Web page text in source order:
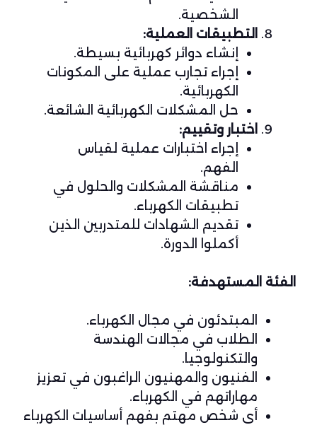
الشخصية.
التطبيقات العملية:
إنشاء دوائر كهربائية بسيطة.
إجراء تجارب عملية على المكونات
الكهربائية.
حل المشكلات الكهربائية الشائعة.
اختبار وتقييم:
إجراء اختبارات عملية لقياس
الفهم.
مناقشة المشكلات والحلول في
تطبيقات الكهرباء.
تقديم الشهادات للمتدربين الذين
أكملوا الدورة.
الفئة المستهدفة:
المبتدئون في مجال الكهرباء.
الطلاب في مجالات الهندسة
والتكنولوجيا.
الفنيون والمهنيون الراغبون في تعزيز
مهاراتهم في الكهرباء.
أي شخص مهتم بفهم أساسيات الكهرباء